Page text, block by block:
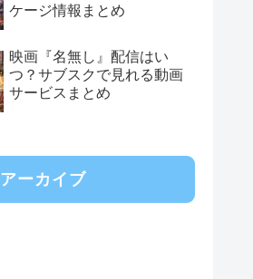
ケージ情報まとめ
映画『名無し』配信はい
つ？サブスクで見れる動画
サービスまとめ
アーカイブ